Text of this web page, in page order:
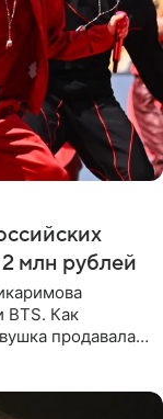
млн рублей
BTS. Как
продавала